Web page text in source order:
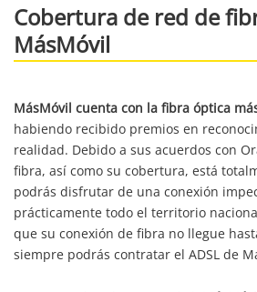
Cobertura de red de
MásMóvil
MásMóvil cuenta con la fibra óptica
habiendo recibido premios en
realidad. Debido a sus acuerdos con
fibra, así como su cobertura, está
podrás disfrutar de una conexión
prácticamente todo el territorio
que su conexión de fibra no llegue
siempre podrás contratar el ADSL de